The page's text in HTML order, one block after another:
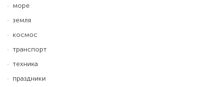
· море
· земля
· космос
· транспорт
· техника
· праздники